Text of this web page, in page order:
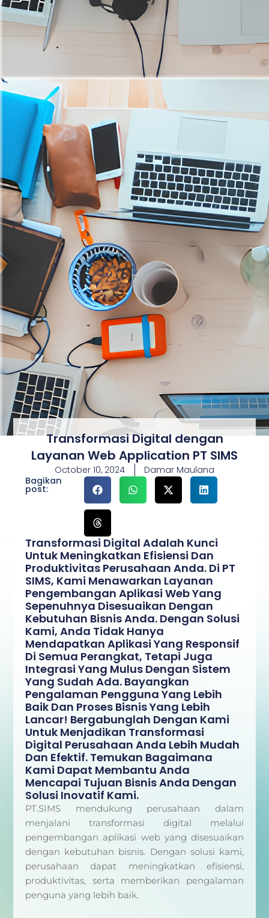
Transformasi Digital dengan
Layanan Web Application PT SIMS
October 10, 2024
Damar Maulana
Bagikan
post:
Transformasi Digital Adalah Kunci
Untuk Meningkatkan Efisiensi Dan
Produktivitas Perusahaan Anda. Di PT
SIMS, Kami Menawarkan Layanan
Pengembangan Aplikasi Web Yang
Sepenuhnya Disesuaikan Dengan
Kebutuhan Bisnis Anda. Dengan Solusi
Kami, Anda Tidak Hanya
Mendapatkan Aplikasi Yang Responsif
Di Semua Perangkat, Tetapi Juga
Integrasi Yang Mulus Dengan Sistem
Yang Sudah Ada. Bayangkan
Pengalaman Pengguna Yang Lebih
Baik Dan Proses Bisnis Yang Lebih
Lancar! Bergabunglah Dengan Kami
Untuk Menjadikan Transformasi
Digital Perusahaan Anda Lebih Mudah
Dan Efektif. Temukan Bagaimana
Kami Dapat Membantu Anda
Mencapai Tujuan Bisnis Anda Dengan
Solusi Inovatif Kami.
PT.SIMS mendukung perusahaan dalam
menjalani transformasi digital melalui
pengembangan aplikasi web yang disesuaikan
dengan kebutuhan bisnis. Dengan solusi kami,
perusahaan dapat meningkatkan efisiensi,
produktivitas, serta memberikan pengalaman
penguna yang lebih baik.